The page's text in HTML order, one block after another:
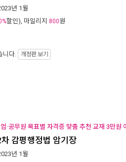
년 1월
할인), 마일리지 800원
니다. 개정판 보기
·공무원 목표별 자격증 맞춤 추천 교재 3만원
감평행정법 암기장
년 1월